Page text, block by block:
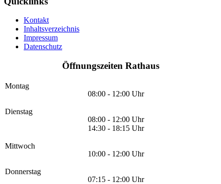
Kontakt
Inhaltsverzeichnis
Impressum
Datenschutz
Öffnungszeiten Rathaus
Montag
08:00 - 12:00 Uhr
Dienstag
08:00 - 12:00 Uhr
14:30 - 18:15 Uhr
Mittwoch
10:00 - 12:00 Uhr
Donnerstag
07:15 - 12:00 Uhr